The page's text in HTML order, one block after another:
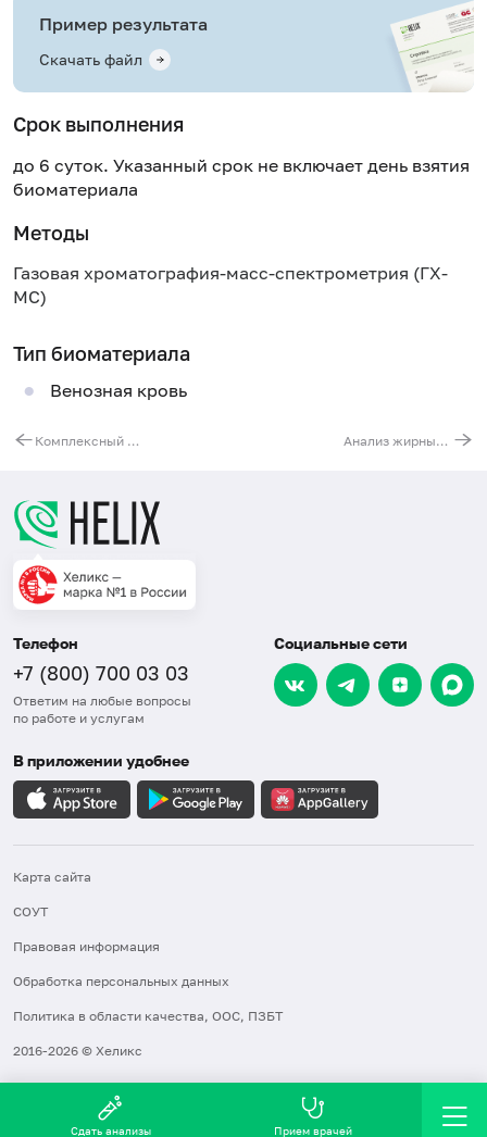
Пример результата
Скачать файл
Срок выполнения
до 6 суток. Указанный срок не включает день взятия
биоматериала
Методы
Газовая хроматография-масс-спектрометрия (ГХ-
МС)
Тип биоматериала
Венозная кровь
Комплексный анализ крови на ненасыщенные жирные кислоты семейства омега-6 Анализ жирных кислот
Телефон
+7 (800) 700 03 03
Ответим на любые вопросы
по работе и услугам
Социальные сети
В приложении удобнее
Карта сайта
СОУТ
Правовая информация
Обработка персональных данных
Политика в области качества, ООС, ПЗБТ
2016-2026 © Хеликс
Сдать анализы Прием врачей